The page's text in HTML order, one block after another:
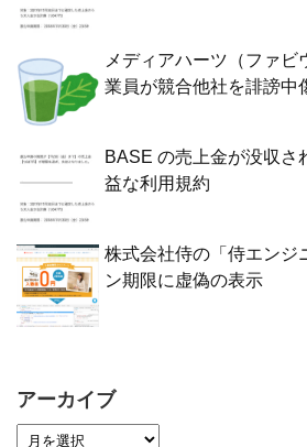
メディアハーツ（ファビ
業員が競合他社を誹謗中
BASE の売上金が没収さ
益な利用規約
株式会社侍の「侍エンジ
ン期限に虚偽の表示
アーカイブ